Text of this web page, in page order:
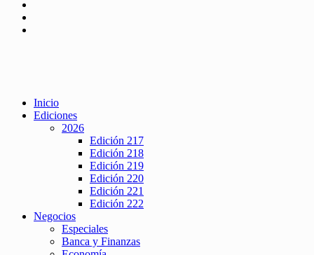
Inicio
Ediciones
2026
Edición 217
Edición 218
Edición 219
Edición 220
Edición 221
Edición 222
Negocios
Especiales
Banca y Finanzas